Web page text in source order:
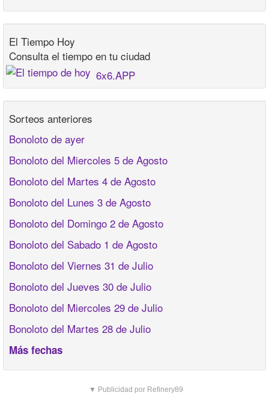
El Tiempo Hoy
Consulta el tiempo en tu ciudad
6x6.APP
Sorteos anteriores
Bonoloto de ayer
Bonoloto del Miercoles 5 de Agosto
Bonoloto del Martes 4 de Agosto
Bonoloto del Lunes 3 de Agosto
Bonoloto del Domingo 2 de Agosto
Bonoloto del Sabado 1 de Agosto
Bonoloto del Viernes 31 de Julio
Bonoloto del Jueves 30 de Julio
Bonoloto del Miercoles 29 de Julio
Bonoloto del Martes 28 de Julio
Más fechas
▼ Publicidad por Refinery89